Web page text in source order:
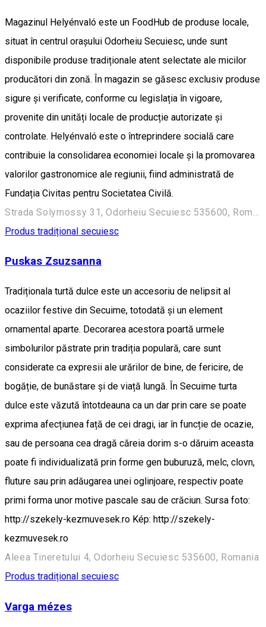
Magazinul Helyénvaló este un FoodHub de produse locale,
situat în centrul orașului Odorheiu Secuiesc, unde sunt
disponibile produse tradiționale atent selectate ale micilor
producători din zonă. În magazin se găsesc exclusiv produse
sigure și verificate, conforme cu legislația în vigoare,
provenite din unități locale de producție autorizate și
controlate. Helyénvaló este o întreprindere socială care
contribuie la consolidarea economiei locale și la promovarea
valorilor gastronomice ale regiunii, fiind administrată de
Fundația Civitas pentru Societatea Civilă.
Produs tradițional secuiesc
Puskas Zsuzsanna
Tradiționala turtă dulce este un accesoriu de nelipsit al
ocaziilor festive din Secuime, totodată și un element
ornamental aparte. Decorarea acestora poartă urmele
simbolurilor păstrate prin tradiția populară, care sunt
considerate ca expresii ale urărilor de bine, de fericire, de
bogăție, de bunăstare și de viață lungă. În Secuime turta
dulce este văzută întotdeauna ca un dar prin care se poate
exprima afecțiunea față de cei dragi, iar în funcție de ocazie,
sau de persoana cea dragă căreia dorim s-o dăruim aceasta
poate fi individualizată prin forme gen buburuză, melc, clovn,
fluture sau prin adăugarea unei oglinjoare, respectiv poate
primi forma unor motive pascale sau de crăciun. Sursa foto:
http://szekely-kezmuvesek.ro Kép: http://szekely-
kezmuvesek.ro
Aleea Tineretului 4, Odorheiu Secuiesc 535600, Romania
Produs tradițional secuiesc
Varga mézes